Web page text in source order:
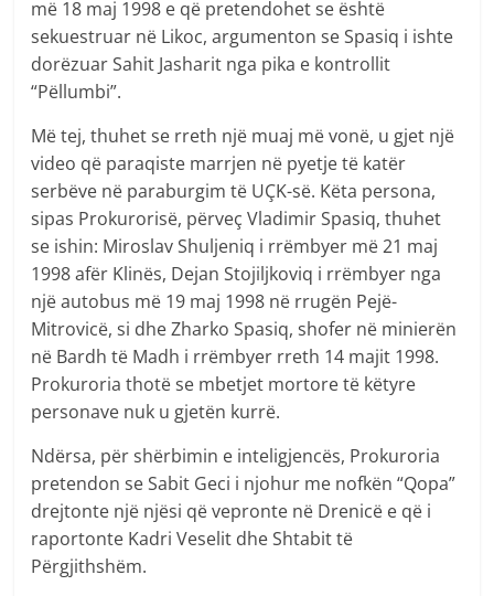
më 18 maj 1998 e që pretendohet se është
sekuestruar në Likoc, argumenton se Spasiq i ishte
dorëzuar Sahit Jasharit nga pika e kontrollit
“Pëllumbi”.
Më tej, thuhet se rreth një muaj më vonë, u gjet një
video që paraqiste marrjen në pyetje të katër
serbëve në paraburgim të UÇK-së. Këta persona,
sipas Prokurorisë, përveç Vladimir Spasiq, thuhet
se ishin: Miroslav Shuljeniq i rrëmbyer më 21 maj
1998 afër Klinës, Dejan Stojiljkoviq i rrëmbyer nga
një autobus më 19 maj 1998 në rrugën Pejë-
Mitrovicë, si dhe Zharko Spasiq, shofer në minierën
në Bardh të Madh i rrëmbyer rreth 14 majit 1998.
Prokuroria thotë se mbetjet mortore të këtyre
personave nuk u gjetën kurrë.
Ndërsa, për shërbimin e inteligjencës, Prokuroria
pretendon se Sabit Geci i njohur me nofkën “Qopa”
drejtonte një njësi që vepronte në Drenicë e që i
raportonte Kadri Veselit dhe Shtabit të
Përgjithshëm.